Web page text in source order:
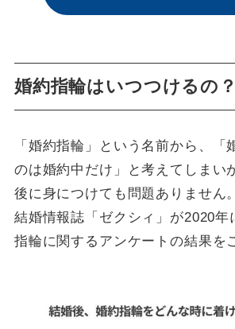
婚約指輪はいつつけるの？
「婚約指輪」という名前から、「
のは婚約中だけ」と考えてしまい
後に身につけても問題ありません
結婚情報誌「ゼクシィ」が2020年
指輪に関するアンケートの結果を